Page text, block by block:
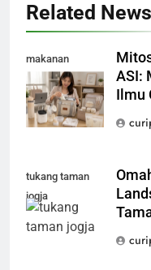
Related News
makanan
pelancar asi
ASI:
tukang taman
jogja